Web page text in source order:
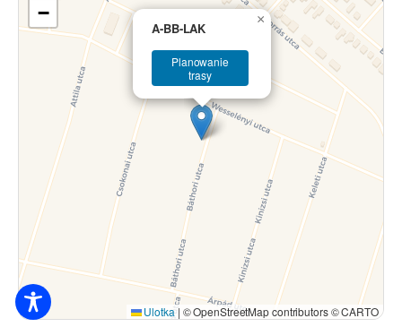
A-BB-LAK
Planowanie
trasy
×
−
Ulotka | © OpenStreetMap contributors © CARTO